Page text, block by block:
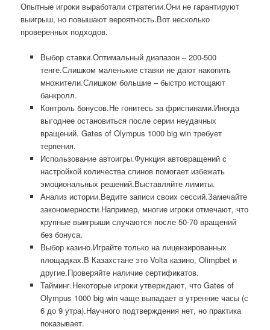
Опытные игроки выработали стратегии.Они не гарантируют
выигрыш, но повышают вероятность.Вот несколько
проверенных подходов.
Выбор ставки.Оптимальный диапазон – 200-500
тенге.Слишком маленькие ставки не дают накопить
множители.Слишком большие – быстро истощают
банкролл.
Контроль бонусов.Не гонитесь за фриспинами.Иногда
выгоднее остановиться после серии неудачных
вращений. Gates of Olympus 1000 big win требует
терпения.
Использование автоигры.Функция автовращений с
настройкой количества спинов помогает избежать
эмоциональных решений.Выставляйте лимиты.
Анализ истории.Ведите записи своих сессий.Замечайте
закономерности.Например, многие игроки отмечают, что
крупные выигрыши случаются после 50-70 вращений
без бонуса.
Выбор казино.Играйте только на лицензированных
площадках.В Казахстане это Volta казино, Olimpbet и
другие.Проверяйте наличие сертификатов.
Тайминг.Некоторые игроки утверждают, что Gates of
Olympus 1000 big win чаще выпадает в утренние часы (с
6 до 9 утра).Научного подтверждения нет, но практика
показывает.